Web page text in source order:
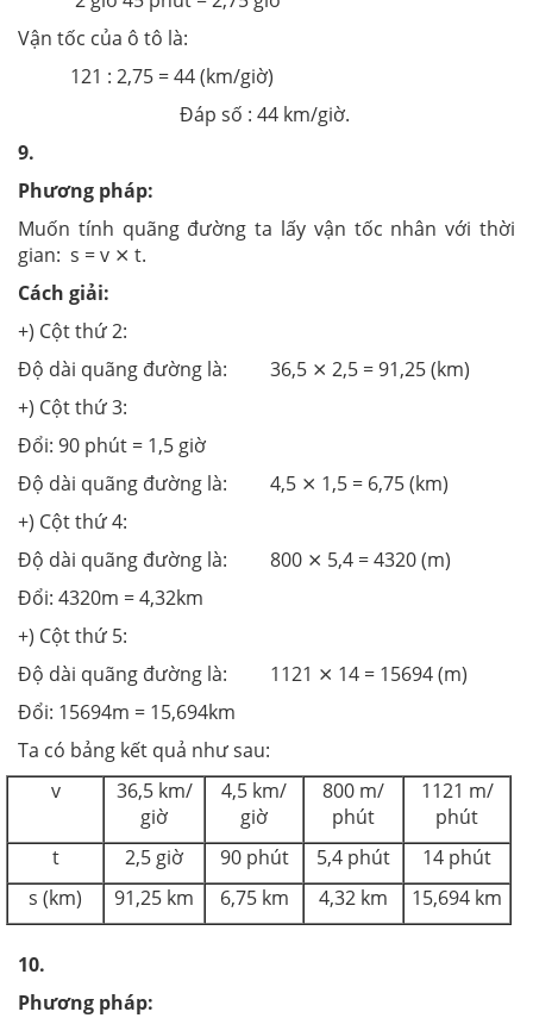
Vận tốc của ô tô là:
121 : 2,75 = 44 (km/giờ)
Đáp số : 44 km/giờ.
9.
Phương pháp:
Muốn tính quãng đường ta lấy vận tốc nhân với thời
gian: s = v ⨯ t.
Cách giải:
+) Cột thứ 2:
Độ dài quãng đường là: 36,5 ⨯ 2,5 = 91,25 (km)
+) Cột thứ 3:
Đổi: 90 phút = 1,5 giờ
Độ dài quãng đường là: 4,5 ⨯ 1,5 = 6,75 (km)
+) Cột thứ 4:
Độ dài quãng đường là: 800 ⨯ 5,4 = 4320 (m)
Đổi: 4320m = 4,32km
+) Cột thứ 5:
Độ dài quãng đường là: 1121 ⨯ 14 = 15694 (m)
Đổi: 15694m = 15,694km
Ta có bảng kết quả như sau:
v
36,5 km/
giờ
4,5 km/
giờ
800 m/
phút
1121 m/
phút
t
2,5 giờ 90 phút 5,4 phút
14 phút
s (km)
91,25 km 6,75 km 4,32 km 15,694 km
10.
Phương pháp: